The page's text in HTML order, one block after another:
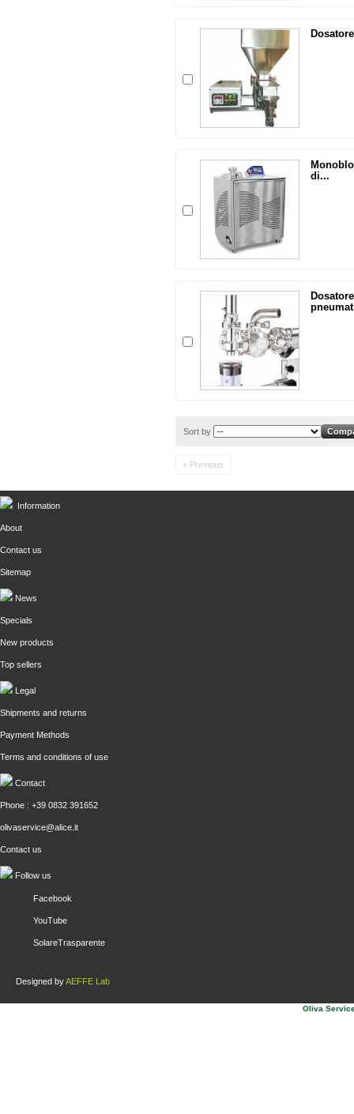
di...
Sort by
« Previous
Information
About
Contact us
Sitemap
News
Specials
New products
Top sellers
Legal
Shipments and returns
Payment Methods
Terms and conditions of use
Contact
Phone : +39 0832 391652
olivaservice@alice.it
Contact us
Follow us
Facebook
YouTube
SolareTrasparente
Designed byAEFFE Lab
Oliva